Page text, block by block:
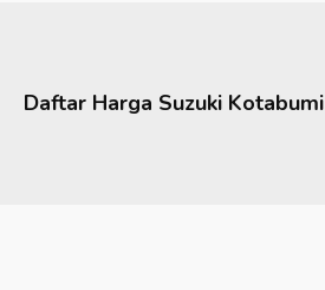
Daftar Harga Suzuki Kotabumi